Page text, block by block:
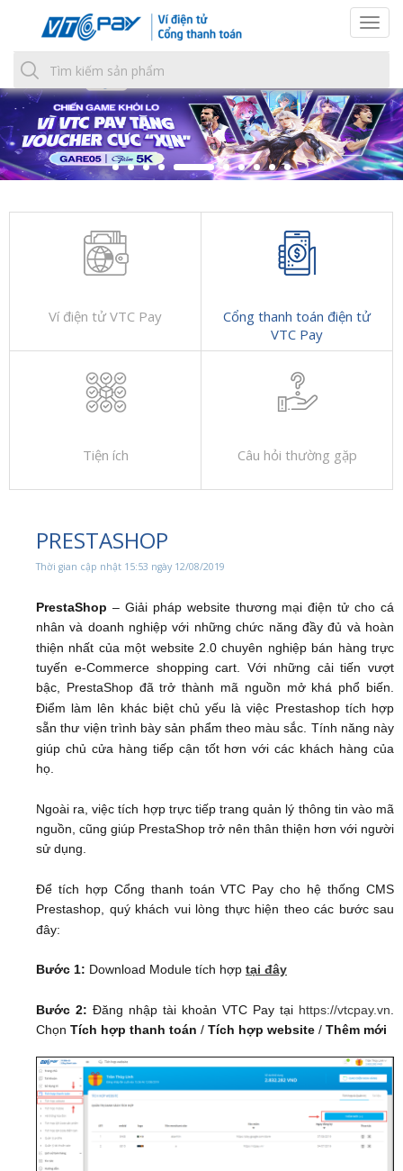
Ví điện tử VTC Pay
Cổng thanh toán điện tử
VTC Pay
Tiện ích Câu hỏi thường gặp
PRESTASHOP
Thời gian cập nhật 15:53 ngày 12/08/2019
PrestaShop – Giải pháp website thương mại điện tử cho cá
nhân và doanh nghiệp với những chức năng đầy đủ và hoàn
thiện nhất của một website 2.0 chuyên nghiệp bán hàng trực
tuyến e-Commerce shopping cart. Với những cải tiến vượt
bậc, PrestaShop đã trở thành mã nguồn mở khá phổ biến.
Điểm làm lên khác biệt chủ yếu là việc Prestashop tích hợp
sẵn thư viện trình bày sản phẩm theo màu sắc. Tính năng này
giúp chủ cửa hàng tiếp cận tốt hơn với các khách hàng của
họ.
Ngoài ra, việc tích hợp trực tiếp trang quản lý thông tin vào mã
nguồn, cũng giúp PrestaShop trở nên thân thiện hơn với người
sử dụng.
Để tích hợp Cổng thanh toán VTC Pay cho hệ thống CMS
Prestashop, quý khách vui lòng thực hiện theo các bước sau
đây:
Bước 1: Download Module tích hợp tại đây
Bước 2: Đăng nhập tài khoản VTC Pay tại https://vtcpay.vn
Chọn Tích hợp thanh toán / Tích hợp website / Thêm mới